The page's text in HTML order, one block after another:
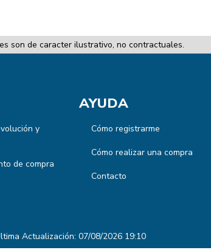
son de caracter ilustrativo, no contractuales.
y
de compra
AYUDA
Cómo registrarme
Cómo realizar una compra
Contacto
Actualización: 07/08/2026 19:10